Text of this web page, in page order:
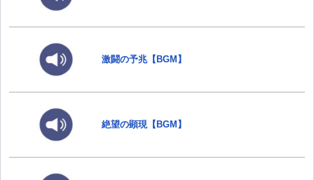
激闘の予兆【BGM】
絶望の顕現【BGM】